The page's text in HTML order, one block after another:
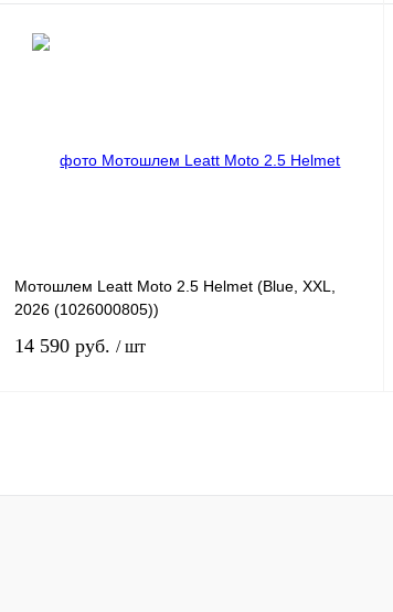
наличии
Мотошлем Leatt Moto 2.5 Helmet (Blue, XXL,
2026 (1026000805))
14 590 руб. / шт
Купить в 1 клик К сравнению